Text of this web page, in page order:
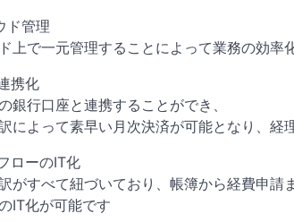
ド管理
上で一元管理することによって業務の効率
携化
銀行口座と連携することができ、
によって素早い月次決済が可能となり、経
ローのIT化
がすべて紐づいており、帳簿から経費申請
IT化が可能です